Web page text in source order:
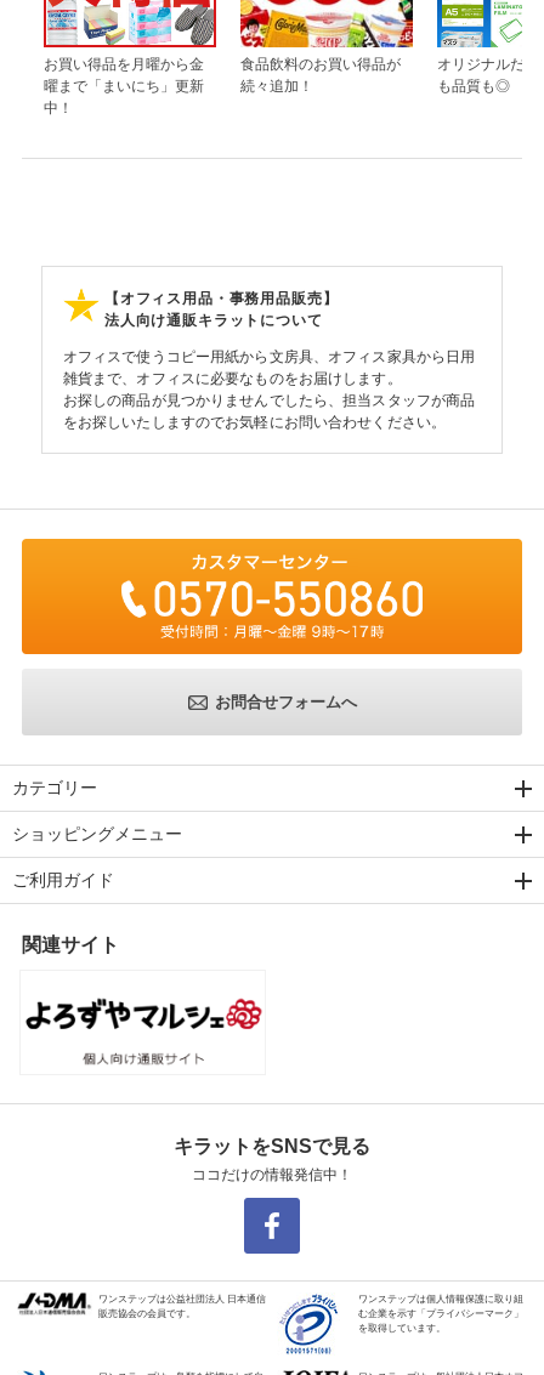
お買い得品を月曜から金
曜まで「まいにち」更新
中！
食品飲料のお買い得品が
続々追加！
オリジナルだか
も品質も◎
【オフィス用品・事務用品販売】
法人向け通販キラットについて
オフィスで使うコピー用紙から文房具、オフィス家具から日用
雑貨まで、オフィスに必要なものをお届けします。
お探しの商品が見つかりませんでしたら、担当スタッフが商品
をお探しいたしますのでお気軽にお問い合わせください。
お問合せフォームへ
カテゴリー
ショッピングメニュー
ご利用ガイド
関連サイト
キラットをSNSで見る
ココだけの情報発信中！
ワンステップは公益社団法人 日本通信
販売協会の会員です。
ワンステップは個人情報保護に取り組
む企業を示す「プライバシーマーク」
を取得しています。